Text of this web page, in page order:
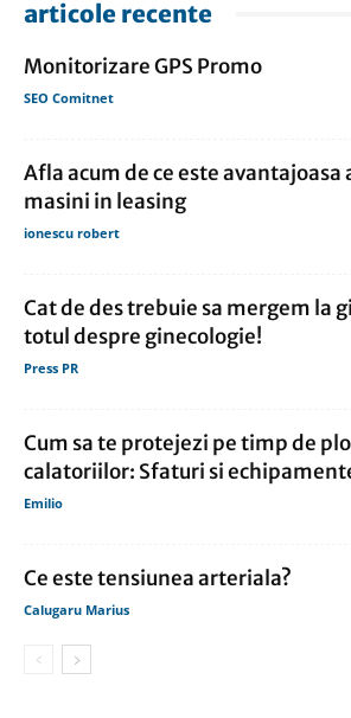
articole recente
Monitorizare GPS Promo
SEO Comitnet
Afla acum de ce este
masini in leasing
ionescu robert
Cat de des trebuie sa mergem la
totul despre ginecologie!
Press PR
Cum sa te protejezi pe timp de
calatoriilor: Sfaturi si
Emilio
Ce este tensiunea arteriala?
Calugaru Marius